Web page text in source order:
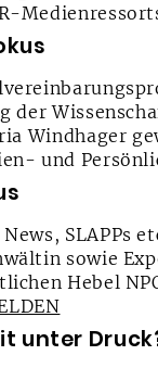
der
Windhager
und
SLAPPs
sowie
Hebel
unter